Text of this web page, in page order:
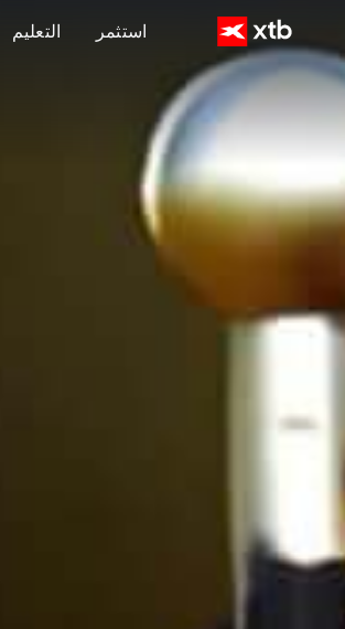
استثمر التعليم